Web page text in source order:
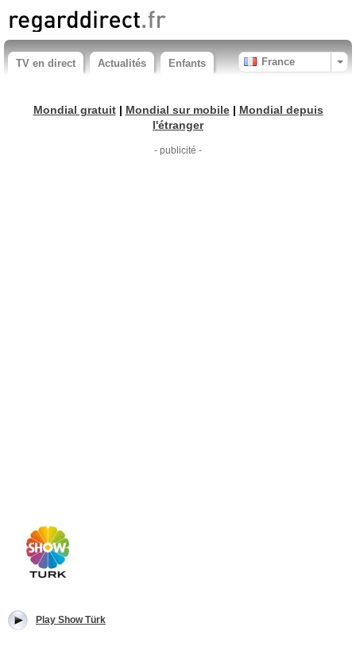
TV en direct Actualités Enfants France
Mondial gratuit| Mondial sur mobile| Mondial depuis
l'étranger
- publicité -
Play Show Türk